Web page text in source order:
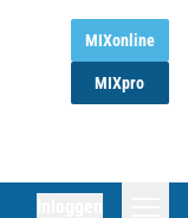
MIXonline
MIXpro